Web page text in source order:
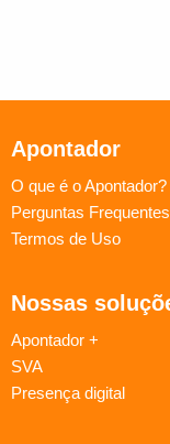
Apontador
O que é o Apontador?
Perguntas Frequentes
Termos de Uso
Nossas
Apontador +
SVA
Presença digital